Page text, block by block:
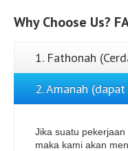
WhyChoose Us?
1. Fathonah
2. Amanah
Jika suatu pekerjaan
maka kami akan